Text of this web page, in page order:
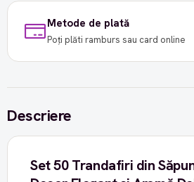
Metode de plată
Poți plăti ramburs sau card online
Descriere
Set 50 Trandafiri din